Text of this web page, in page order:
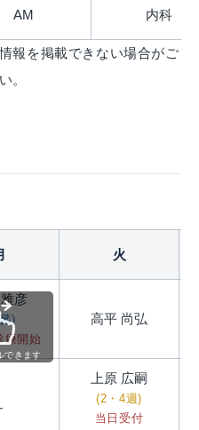
AM 内科
報を掲載できない場合がご
。
火
彦
)
療開始
高平 尚弘
上原 広嗣
(2・4週)
当日受付
できます